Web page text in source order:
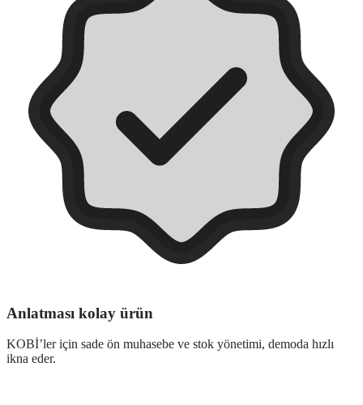
Anlatması kolay ürün
KOBİ’ler için sade ön muhasebe ve stok yönetimi, demoda hızlı
ikna eder.